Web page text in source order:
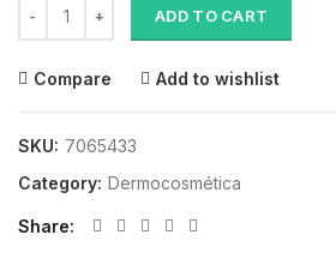
ADD TO CART
Compare Add to wishlist
SKU: 7065433
Category: Dermocosmética
Share